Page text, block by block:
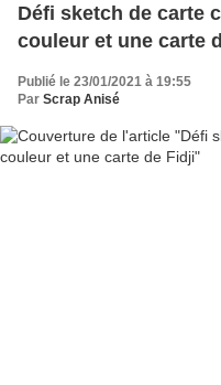
Défi sketch de carte
couleur et une carte
Publié le 23/01/2021 à 19:55
Par Scrap Anisé